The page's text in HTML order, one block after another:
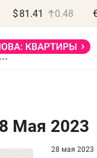
$ 81.41 0.48
Мая 2023
28 мая 2023
Василь Мазитов